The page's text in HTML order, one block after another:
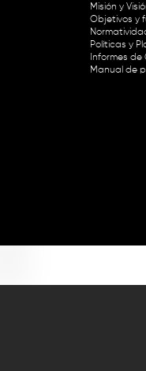
Misión y
Objetivos y
Políticas y
Informes de
Manual de